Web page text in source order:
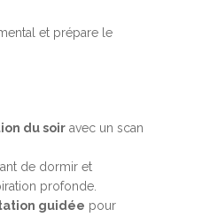
et prépare le
du soir avec un scan
de dormir et
profonde.
guidée pour